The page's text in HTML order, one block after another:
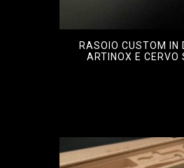
RASOIO CUSTOM IN
ARTINOX E CERVO